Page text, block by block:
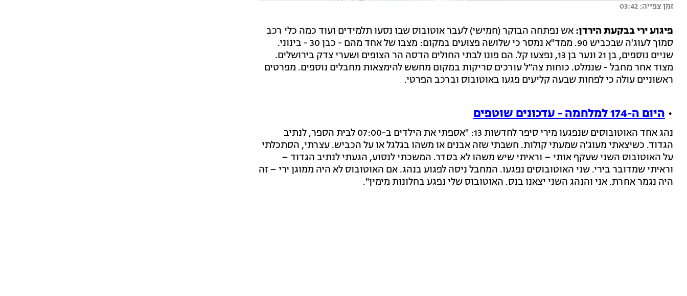
זמן צפייה: 03:42
פיגוע ירי בבקעת הירדן: אש נפתחה הבוקר (חמישי) לעבר אוטובוס שבו נסעו תלמידים ועוד כמה כלי רכב
סמוך לעוג'ה שבכביש 90. ממד"א נמסר כי שלושה פצועים במקום: מצבו של אחד מהם - כבן 30 - בינוני.
שניים נוספים, בן 21 ונער בן 13, נפצעו קל. הם פונו לבתי החולים הדסה הר הצופים ושערי צדק בירושלים.
מצוד אחר מחבל - שנמלט. כוחות צה"ל עורכים סריקות במקום מחשש להימצאות מחבלים נוספים. מפרטים
ראשוניים עולה כי לפחות שבעה קליעים פגעו באוטובוס וברכב הפרטי.
• היום ה-174 למלחמה - עדכונים שוטפים
נהג אחד האוטובוסים שנפגעו מירי סיפר לחדשות 13: "אספתי את הילדים ב-07:00 לבית הספר, לנתיב
הגדוד. כשיצאתי מעוג'ה שמעתי קולות. חשבתי שזה אבנים או משהו בגלגל או על הכביש. עצרתי, הסתכלתי
על האוטובוס השני שעקף אותי – וראיתי שיש משהו לא בסדר. המשכתי לנסוע, הגעתי לנתיב הגדוד –
וראיתי שמדובר בירי. שני האוטובוסים נפגעו. המחבל ניסה לפגוע בנהג. אם האוטובוס לא היה ממוגן ירי – זה
היה נגמר אחרת. אני והנהג השני יצאנו בנס. האוטובוס שלי נפגע בחלונות מימין".